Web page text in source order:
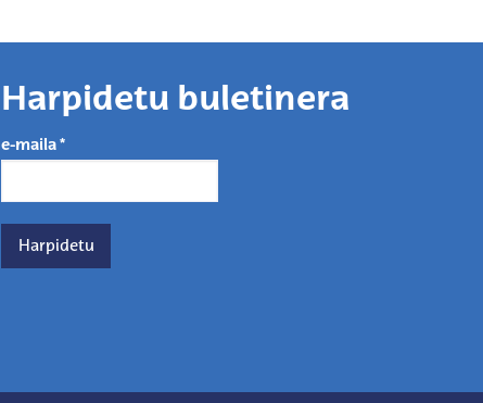
Harpidetu buletinera
e-maila*